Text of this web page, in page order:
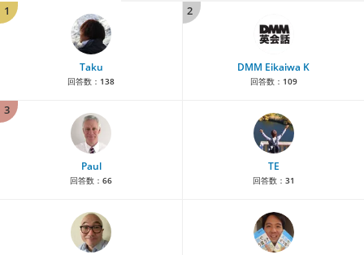
1
Taku
回答数： 138
2
DMM Eikaiwa K
回答数： 109
3
Paul
回答数： 66
TE
回答数： 31